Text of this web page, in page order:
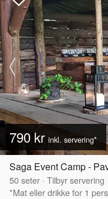
790 kr inkl. servering*
Saga Event Camp -
50seter · Tilbyr servering
*Mat eller drikke for 1